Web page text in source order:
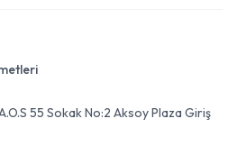
55 Sokak No:2 Aksoy Plaza Giriş